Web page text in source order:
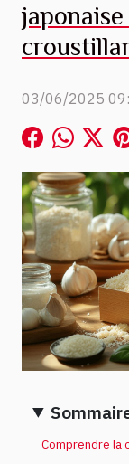
03/06/2025
Comprendre la